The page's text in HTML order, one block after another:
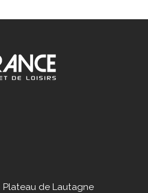
Plateau de Lautagne